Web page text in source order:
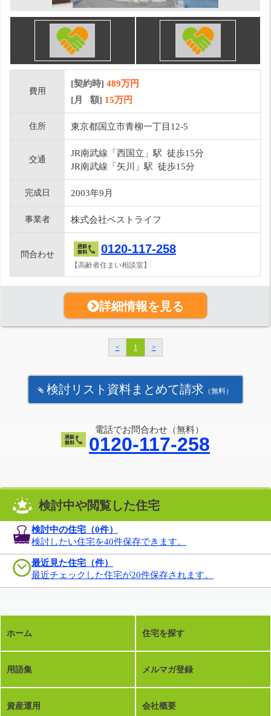
費用
[契約時] 489万円
[月 額] 15万円
住所 東京都国立市青柳一丁目12-5
交通
JR南武線「西国立」駅 徒歩15分
JR南武線「矢川」駅 徒歩15分
完成日 2003年9月
事業者 株式会社ベストライフ
問合わせ 0120-117-258
【高齢者住まい相談室】
詳細情報を見る
< 1 >
検討リスト資料まとめて請求 （無料）
電話でお問合わせ（無料）
0120-117-258
検討中や閲覧した住宅
検討中の住宅（0件）
検討したい住宅を40件保存できます。
最近見た住宅（件）
最近チェックした住宅が20件保存されます。
ホーム 住宅を探す
用語集 メルマガ登録
資産運用 会社概要